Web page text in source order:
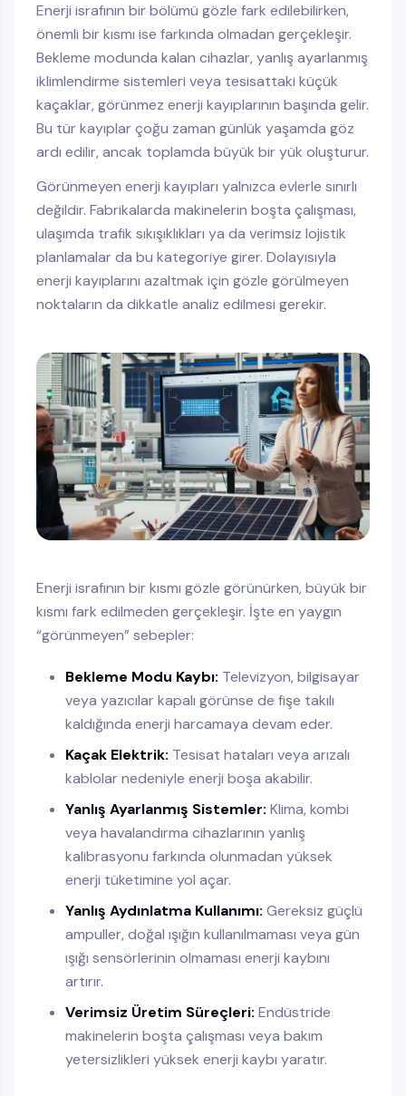
Enerji israfının bir bölümü gözle fark edilebilirken,
önemli bir kısmı ise farkında olmadan gerçekleşir.
Bekleme modunda kalan cihazlar, yanlış ayarlanmış
iklimlendirme sistemleri veya tesisattaki küçük
kaçaklar, görünmez enerji kayıplarının başında gelir.
Bu tür kayıplar çoğu zaman günlük yaşamda göz
ardı edilir, ancak toplamda büyük bir yük oluşturur.
Görünmeyen enerji kayıpları yalnızca evlerle sınırlı
değildir. Fabrikalarda makinelerin boşta çalışması,
ulaşımda trafik sıkışıklıkları ya da verimsiz lojistik
planlamalar da bu kategoriye girer. Dolayısıyla
enerji kayıplarını azaltmak için gözle görülmeyen
noktaların da dikkatle analiz edilmesi gerekir.
Enerji israfının bir kısmı gözle görünürken, büyük bir
kısmı fark edilmeden gerçekleşir. İşte en yaygın
“görünmeyen” sebepler:
Bekleme Modu Kaybı: Televizyon, bilgisayar
veya yazıcılar kapalı görünse de fişe takılı
kaldığında enerji harcamaya devam eder.
Kaçak Elektrik: Tesisat hataları veya arızalı
kablolar nedeniyle enerji boşa akabilir.
Yanlış Ayarlanmış Sistemler: Klima, kombi
veya havalandırma cihazlarının yanlış
kalibrasyonu farkında olunmadan yüksek
enerji tüketimine yol açar.
Yanlış Aydınlatma Kullanımı: Gereksiz güçlü
ampuller, doğal ışığın kullanılmaması veya gün
ışığı sensörlerinin olmaması enerji kaybını
artırır.
Verimsiz Üretim Süreçleri: Endüstride
makinelerin boşta çalışması veya bakım
yetersizlikleri yüksek enerji kaybı yaratır.